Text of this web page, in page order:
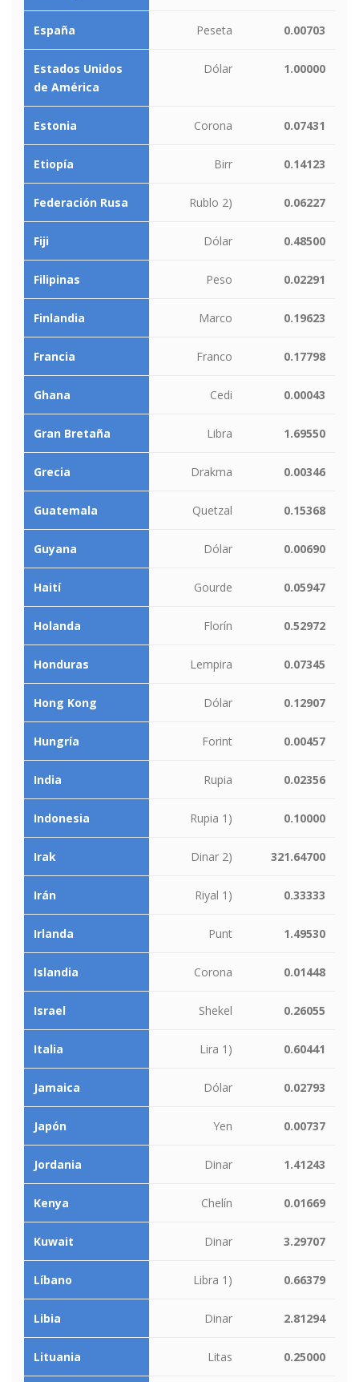
España Peseta 0.00703
Estados Unidos
de América
Dólar 1.00000
Estonia Corona 0.07431
Etiopía Birr 0.14123
Federación Rusa Rublo 2) 0.06227
Fiji Dólar 0.48500
Filipinas Peso 0.02291
Finlandia Marco 0.19623
Francia Franco 0.17798
Ghana Cedi 0.00043
Gran Bretaña Libra 1.69550
Grecia Drakma 0.00346
Guatemala Quetzal 0.15368
Guyana Dólar 0.00690
Haití Gourde 0.05947
Holanda Florín 0.52972
Honduras Lempira 0.07345
Hong Kong Dólar 0.12907
Hungría Forint 0.00457
India Rupia 0.02356
Indonesia Rupia 1) 0.10000
Irak Dinar 2) 321.64700
Irán Riyal 1) 0.33333
Irlanda Punt 1.49530
Islandia Corona 0.01448
Israel Shekel 0.26055
Italia Lira 1) 0.60441
Jamaica Dólar 0.02793
Japón Yen 0.00737
Jordania Dinar 1.41243
Kenya Chelín 0.01669
Kuwait Dinar 3.29707
Líbano Libra 1) 0.66379
Libia Dinar 2.81294
Lituania Litas 0.25000